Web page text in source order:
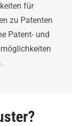
für
zu Patenten
Patent- und